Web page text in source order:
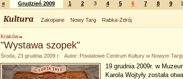
« Grudzień 2009 1 2 3 4 5 6 7 8 9
Kultura Zakopane Nowy Targ Rabka-Zdrój
Kraków
"Wystawa szopek"
Środa, 23 grudnia 2009 r. Autor: Powiatowe Centrum Kultury w Nowym
19 grudnia 2009r. w
Karola Wojtyły została